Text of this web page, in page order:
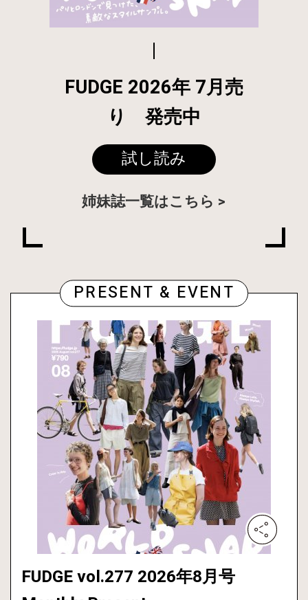
FUDGE 2026年 7月売
り 発売中
試し読み
姉妹誌一覧はこちら
PRESENT & EVENT
FUDGE vol.277 2026年8月号